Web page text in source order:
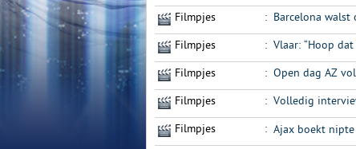
Filmpjes : Barcelona walst
Filmpjes : Vlaar: “Hoop
Filmpjes : Open dag AZ
Filmpjes : Volledig
Filmpjes : Ajax boekt nipte